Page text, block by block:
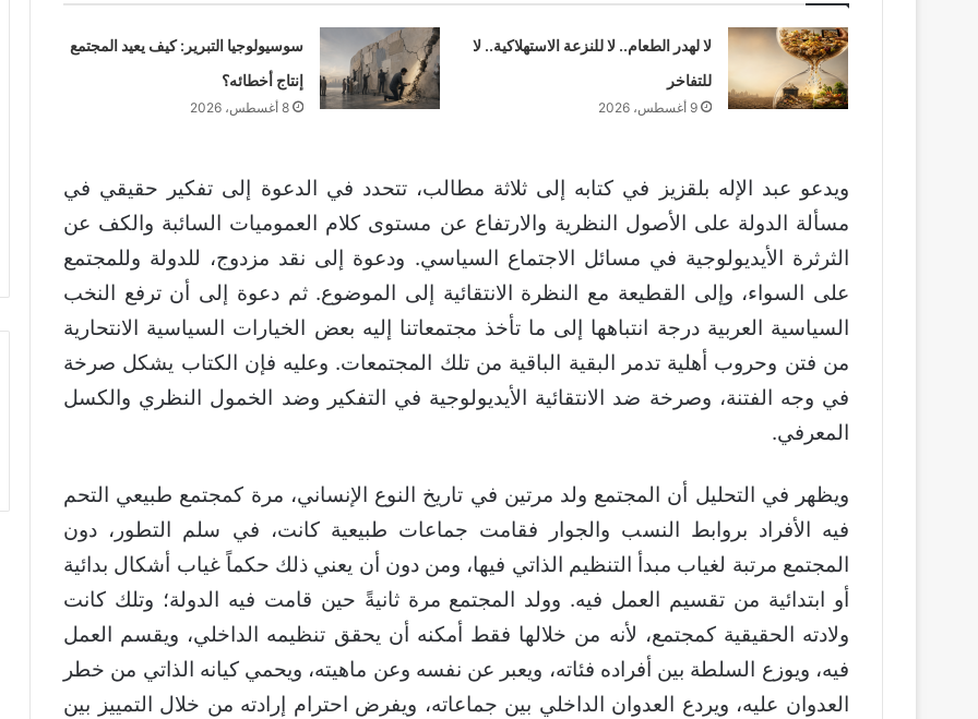
لا لهدر الطعام.. لا للنزعة الاستهلاكية.. لا
للتفاخر
9 أغسطس، 2026
سوسيولوجيا التبرير: كيف يعيد المجتمع
إنتاج أخطائه؟
8 أغسطس، 2026
ويدعو عبد الإله بلقزيز في كتابه إلى ثلاثة مطالب، تتحدد في الدعوة إلى تفكير حقيقي في
مسألة الدولة على الأصول النظرية والارتفاع عن مستوى كلام العموميات السائبة والكف عن
الثرثرة الأيديولوجية في مسائل الاجتماع السياسي. ودعوة إلى نقد مزدوج، للدولة وللمجتمع
على السواء، وإلى القطيعة مع النظرة الانتقائية إلى الموضوع. ثم دعوة إلى أن ترفع النخب
السياسية العربية درجة انتباهها إلى ما تأخذ مجتمعاتنا إليه بعض الخيارات السياسية الانتحارية
من فتن وحروب أهلية تدمر البقية الباقية من تلك المجتمعات. وعليه فإن الكتاب يشكل صرخة
في وجه الفتنة، وصرخة ضد الانتقائية الأيديولوجية في التفكير وضد الخمول النظري والكسل
المعرفي.
ويظهر في التحليل أن المجتمع ولد مرتين في تاريخ النوع الإنساني، مرة كمجتمع طبيعي التحم
فيه الأفراد بروابط النسب والجوار فقامت جماعات طبيعية كانت، في سلم التطور، دون
المجتمع مرتبة لغياب مبدأ التنظيم الذاتي فيها، ومن دون أن يعني ذلك حكماً غياب أشكال بدائية
أو ابتدائية من تقسيم العمل فيه. وولد المجتمع مرة ثانيةً حين قامت فيه الدولة؛ وتلك كانت
ولادته الحقيقية كمجتمع، لأنه من خلالها فقط أمكنه أن يحقق تنظيمه الداخلي، ويقسم العمل
فيه، ويوزع السلطة بين أفراده فئاته، ويعبر عن نفسه وعن ماهيته، ويحمي كيانه الذاتي من خطر
العدوان عليه، ويردع العدوان الداخلي بين جماعاته، ويفرض احترام إرادته من خلال التمييز بين